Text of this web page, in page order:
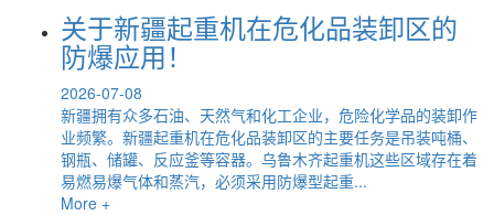
关于新疆起重机在危化品装卸区的
防爆应用！
2026-07-08
新疆拥有众多石油、天然气和化工企业，危险化学品的装卸作
业频繁。新疆起重机在危化品装卸区的主要任务是吊装吨桶、
钢瓶、储罐、反应釜等容器。乌鲁木齐起重机这些区域存在着
易燃易爆气体和蒸汽，必须采用防爆型起重...
More +